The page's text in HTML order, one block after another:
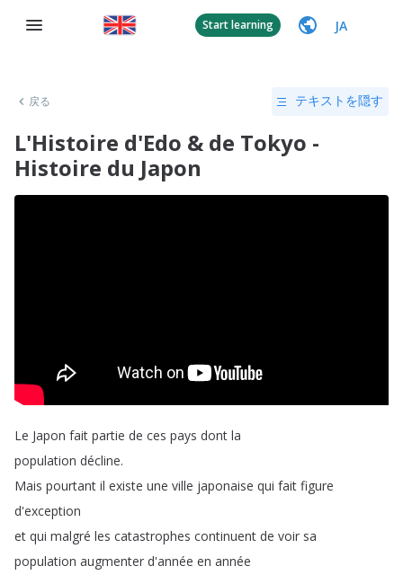
Start learning JA
戻る テキストを隠す
L'Histoire d'Edo & de Tokyo -
Histoire du Japon
Le Japon fait partie de ces pays dont la
population décline.
Mais pourtant il existe une ville japonaise qui fait figure
d'exception
et qui malgré les catastrophes continuent de voir sa
population augmenter d'année en année